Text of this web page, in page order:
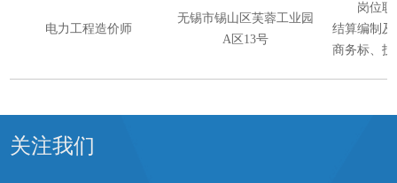
电力工程造价师
无锡市锡山区芙蓉工业园
A区13号
岗位
结算编制
商务标、
关注我们